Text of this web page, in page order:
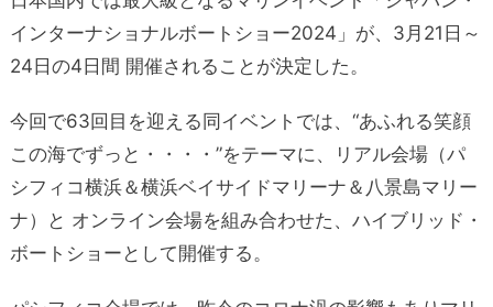
インターナショナルボートショー2024」が、3月21日～
24日の4日間 開催されることが決定した。
今回で63回目を迎える同イベントでは、“あふれる笑顔
この海でずっと・・・・”をテーマに、リアル会場（パ
シフィコ横浜＆横浜ベイサイドマリーナ＆八景島マリー
ナ）と オンライン会場を組み合わせた、ハイブリッド・
ボートショーとして開催する。